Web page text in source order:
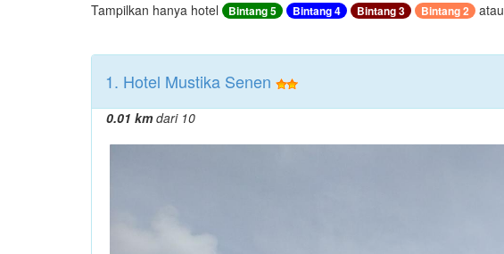
Tampilkan hanya hotel Bintang 5 Bintang 4 Bintang 3 Bintang 2 atau
1. Hotel Mustika Senen
0.01 kmdari 10